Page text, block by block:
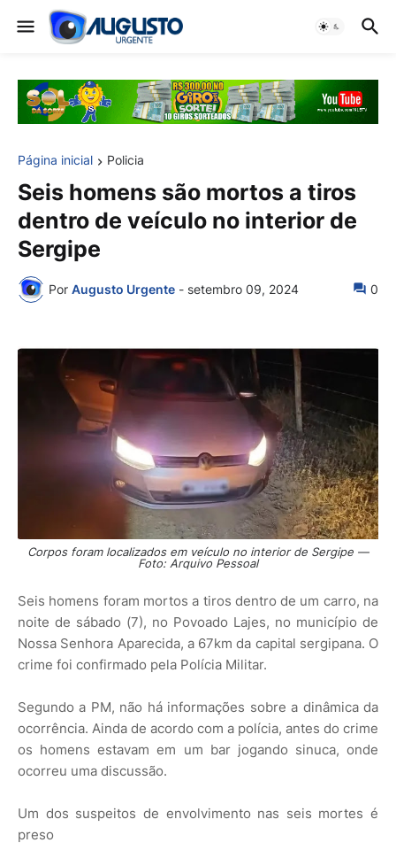
Página inicial Policia
Seis homens são mortos a tiros
dentro de veículo no interior de
Sergipe
Por Augusto Urgente - setembro 09, 2024 0
Corpos foram localizados em veículo no interior de Sergipe —
Foto: Arquivo Pessoal
Seis homens foram mortos a tiros dentro de um carro, na
noite de sábado (7), no Povoado Lajes, no município de
Nossa Senhora Aparecida, a 67km da capital sergipana. O
crime foi confirmado pela Polícia Militar.
Segundo a PM, não há informações sobre a dinâmica da
ocorrência. Ainda de acordo com a polícia, antes do crime
os homens estavam em um bar jogando sinuca, onde
ocorreu uma discussão.
Um dos suspeitos de envolvimento nas seis mortes é
preso